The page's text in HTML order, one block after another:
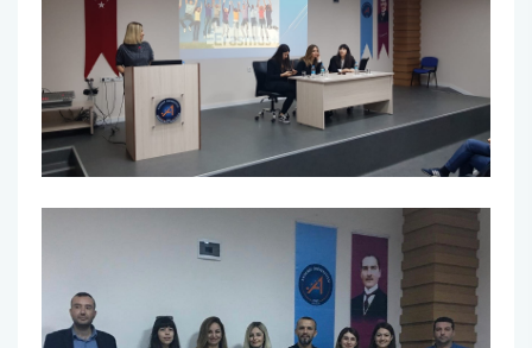
Eğitim Öğretim Komisyonu
Burs ve Sosyal Hizmetler Komisyonu
Engelli Birim Yetkilisi
Uluslararasılaşma Faaliyetleri